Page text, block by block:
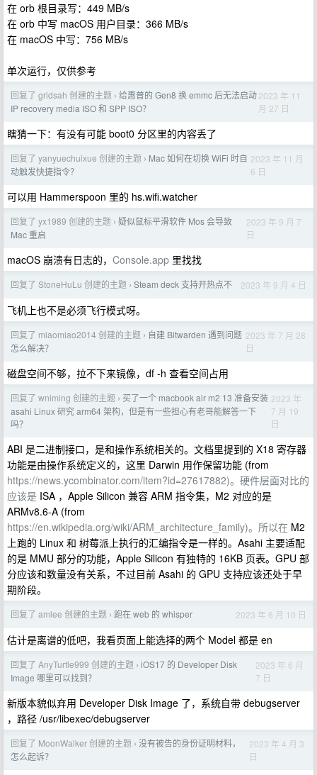
在 orb 根目录写：449 MB/s
在 orb 中写 macOS 用户目录：366 MB/s
在 macOS 中写：756 MB/s
单次运行，仅供参考
回复了 gridsah 创建的主题 › 给惠普的 Gen8 换 emmc 后无法启动
IP recovery media ISO 和 SPP ISO？
2023 年 11
月 27 日
瞎猜一下：有没有可能 boot0 分区里的内容丢了
回复了 yanyuechuixue 创建的主题 › Mac 如何在切换 WiFi 时自
动触发快捷指令？
2023 年 11 月
6 日
可以用 Hammerspoon 里的 hs.wifi.watcher
回复了 yx1989 创建的主题 › 疑似鼠标平滑软件 Mos 会导致
Mac 重启
2023 年 9 月 7
日
macOS 崩溃有日志的， Console.app 里找找
回复了 StoneHuLu 创建的主题 › Steam deck 支持开热点不 2023 年 9 月 4 日
飞机上也不是必须飞行模式呀。
回复了 miaomiao2014 创建的主题 › 自建 Bitwarden 遇到问题
怎么解决？
2023 年 7 月 28
日
磁盘空间不够，拉不下来镜像，df -h 查看空间占用
回复了 wniming 创建的主题 › 买了一个 macbook air m2 13 准备安装
asahi Linux 研究 arm64 架构，但是有一些担心有老哥能解答一下
吗？
2023 年
7 月 19
日
ABI 是二进制接口，是和操作系统相关的。文档里提到的 X18 寄存器
功能是由操作系统定义的，这里 Darwin 用作保留功能 (from
https://news.ycombinator.com/item?id=27617882)。硬件层面对比的
应该是 ISA ，Apple Silicon 兼容 ARM 指令集，M2 对应的是
ARMv8.6-A (from
https://en.wikipedia.org/wiki/ARM_architecture_family)。所以在 M2
上跑的 Linux 和 树莓派上执行的汇编指令是一样的。Asahi 主要适配
的是 MMU 部分的功能，Apple Silicon 有独特的 16KB 页表。GPU 部
分应该和数量没有关系，不过目前 Asahi 的 GPU 支持应该还处于早
期阶段。
回复了 amlee 创建的主题 › 跑在 web 的 whisper 2023 年 6 月 10 日
估计是离谱的低吧，我看页面上能选择的两个 Model 都是 en
回复了 AnyTurtle999 创建的主题 › iOS17 的 Developer Disk
Image 哪里可以找到？
2023 年 6 月
7 日
新版本貌似弃用 Developer Disk Image 了，系统自带 debugserver
，路径 /usr/libexec/debugserver
回复了 MoonWalker 创建的主题 › 没有被告的身份证明材料，
怎么起诉？
2023 年 4 月 3
日